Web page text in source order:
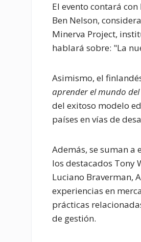
El evento contará
Ben Nelson,
Minerva Project,
hablará sobre: "La
Asimismo, el
aprender el mundo
del exitoso modelo
países en vías de
Además, se suman a
los destacados Tony
Luciano Braverman,
experiencias en
prácticas
de gestión.